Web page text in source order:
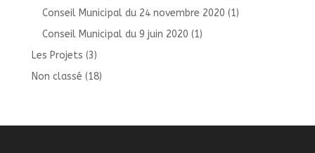
Conseil Municipal du 24 novembre 2020 (1)
Conseil Municipal du 9 juin 2020 (1)
Les Projets (3)
Non classé (18)